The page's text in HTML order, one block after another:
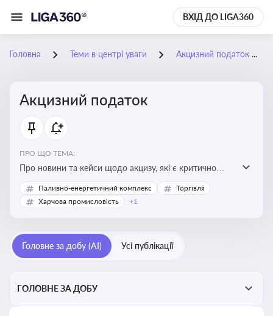
ВХІД ДО LIGA360
Головна Теми в центрі уваги Акцизний податок
Акцизний податок
ПРО ЩО ТЕМА:
Про новини та кейси щодо акцизу, які є критично
важливим для підприємств, які імпортують,
виробляють або реалізують підакцизну продукцію, з
Паливно-енергетичний комплекс
Торгівля
Харчова промисловість
+1
Головне за добу (AI) Усі публікації
ГОЛОВНЕ ЗА ДОБУ